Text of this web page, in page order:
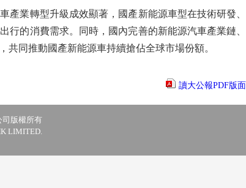
業轉型升級成效顯著，國產新能源車型在技術研發、
的消費需求。同時，國內完善的新能源汽車產業鏈、
同推動國產新能源車持續搶佔全球市場份額。
讀大公報PDF版面
司版權所有
LIMITED.